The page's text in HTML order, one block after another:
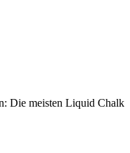
Die meisten Liquid Chalk